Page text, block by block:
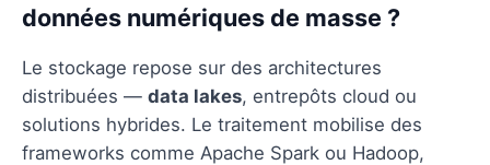
données numériques de masse ?
Le stockage repose sur des architectures
distribuées — data lakes, entrepôts cloud ou
solutions hybrides. Le traitement mobilise des
frameworks comme Apache Spark ou Hadoop,